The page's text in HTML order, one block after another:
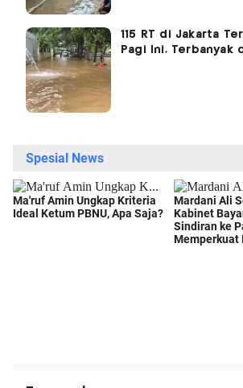
115 RT di Jakarta
Pagi Ini, Terbanyak